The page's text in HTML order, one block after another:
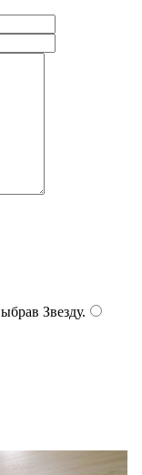
Звезду.